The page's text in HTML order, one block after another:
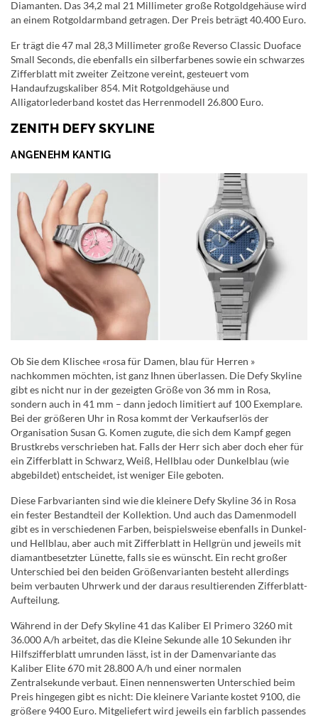
Diamanten. Das 34,2 mal 21 Millimeter große Rotgoldgehäuse wird
an einem Rotgoldarmband getragen. Der Preis beträgt 40.400 Euro.
Er trägt die 47 mal 28,3 Millimeter große Reverso Classic Duoface
Small Seconds, die ebenfalls ein silberfarbenes sowie ein schwarzes
Zifferblatt mit zweiter Zeitzone vereint, gesteuert vom
Handaufzugskaliber 854. Mit Rotgoldgehäuse und
Alligatorlederband kostet das Herrenmodell 26.800 Euro.
ZENITH DEFY SKYLINE
ANGENEHM KANTIG
Ob Sie dem Klischee «rosa für Damen, blau für Herren »
nachkommen möchten, ist ganz Ihnen überlassen. Die Defy Skyline
gibt es nicht nur in der gezeigten Größe von 36 mm in Rosa,
sondern auch in 41 mm – dann jedoch limitiert auf 100 Exemplare.
Bei der größeren Uhr in Rosa kommt der Verkaufserlös der
Organisation Susan G. Komen zugute, die sich dem Kampf gegen
Brustkrebs verschrieben hat. Falls der Herr sich aber doch eher für
ein Zifferblatt in Schwarz, Weiß, Hellblau oder Dunkelblau (wie
abgebildet) entscheidet, ist weniger Eile geboten.
Diese Farbvarianten sind wie die kleinere Defy Skyline 36 in Rosa
ein fester Bestandteil der Kollektion. Und auch das Damenmodell
gibt es in verschiedenen Farben, beispielsweise ebenfalls in Dunkel-
und Hellblau, aber auch mit Zifferblatt in Hellgrün und jeweils mit
diamantbesetzter Lünette, falls sie es wünscht. Ein recht großer
Unterschied bei den beiden Größenvarianten besteht allerdings
beim verbauten Uhrwerk und der daraus resultierenden Zifferblatt-
Aufteilung.
Während in der Defy Skyline 41 das Kaliber El Primero 3260 mit
36.000 A/h arbeitet, das die Kleine Sekunde alle 10 Sekunden ihr
Hilfszifferblatt umrunden lässt, ist in der Damenvariante das
Kaliber Elite 670 mit 28.800 A/h und einer normalen
Zentralsekunde verbaut. Einen nennenswerten Unterschied beim
Preis hingegen gibt es nicht: Die kleinere Variante kostet 9100, die
größere 9400 Euro. Mitgeliefert wird jeweils ein farblich passendes